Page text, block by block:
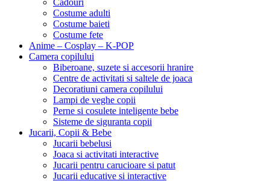
Cadouri
Costume adulti
Costume baieti
Costume fete
Anime – Cosplay – K‑POP
Camera copilului
Biberoane, suzete si accesorii hranire
Centre de activitati si saltele de joaca
Decoratiuni camera copilului
Lampi de veghe copii
Perne si cosulete inteligente bebe
Sisteme de siguranta copii
Jucarii, Copii & Bebe
Jucarii bebelusi
Joaca si activitati interactive
Jucarii pentru carucioare si patut
Jucarii educative si interactive